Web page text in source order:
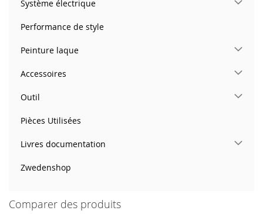
Système électrique
Performance de style
Peinture laque
Accessoires
Outil
Pièces Utilisées
Livres documentation
Zwedenshop
Comparer des produits